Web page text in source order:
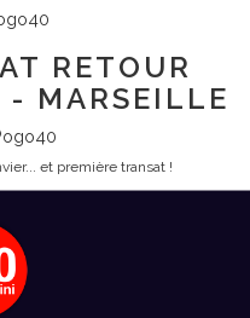
RETOUR
- MARSEILLE
et première transat !